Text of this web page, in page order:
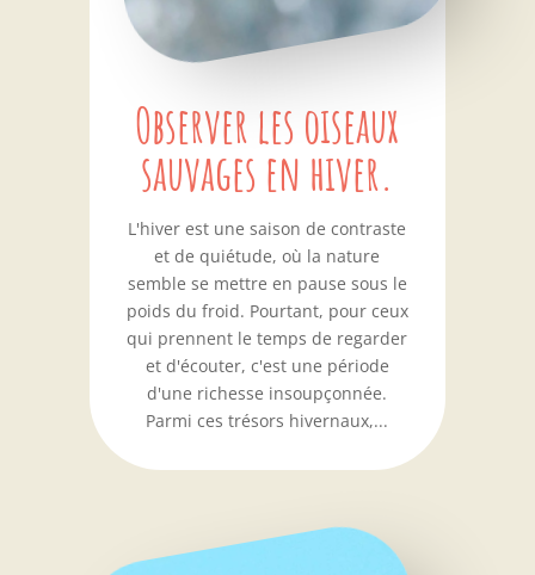
Observer les oiseaux
sauvages en hiver.
L'hiver est une saison de contraste
et de quiétude, où la nature
semble se mettre en pause sous le
poids du froid. Pourtant, pour ceux
qui prennent le temps de regarder
et d'écouter, c'est une période
d'une richesse insoupçonnée.
Parmi ces trésors hivernaux,...